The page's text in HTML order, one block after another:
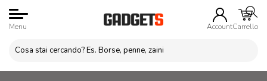
Menu AccountCarrello